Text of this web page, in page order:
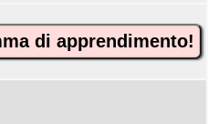
di apprendimento!